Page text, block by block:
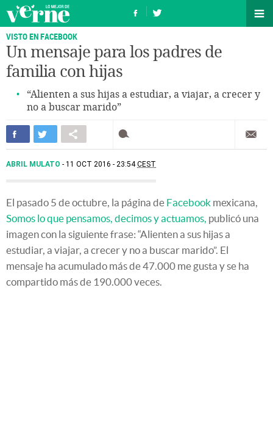
VISTO EN FACEBOOK
Un mensaje para los padres de
familia con hijas
“Alienten a sus hijas a estudiar, a viajar, a crecer y
no a buscar marido”
ABRIL MULATO 11 OCT 2016 - 23:54CEST
El pasado 5 de octubre, la página de Facebook mexicana,
Somos lo que pensamos, decimos y actuamos, publicó una
imagen con la siguiente frase: “Alienten a sus hijas a
estudiar, a viajar, a crecer y no a buscar marido”. El
mensaje ha acumulado más de 47.000 me gusta y se ha
compartido más de 190.000 veces.